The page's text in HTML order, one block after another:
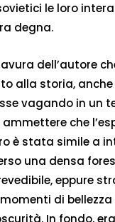
le loro
degna.
dell’autore
alla storia,
vagando in un
che
è stata simile a
una densa
eppure
di bellezza
In fondo,